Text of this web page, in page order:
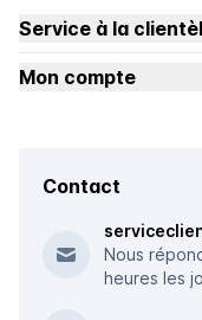
Service à la
Mon compte
Contact
Nous
heures les